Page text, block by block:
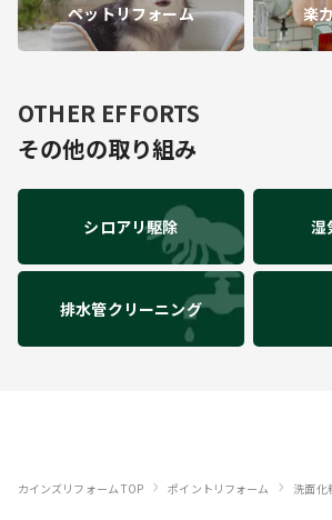
ペットリフォーム 楽
OTHER EFFORTS
その他の取り組み
シロアリ駆除 湿
排水管クリーニング
カインズリフォーム TOP › ポイントリフォーム › 洗面化